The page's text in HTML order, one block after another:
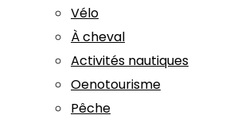
Vélo
À cheval
Activités nautiques
Oenotourisme
Pêche